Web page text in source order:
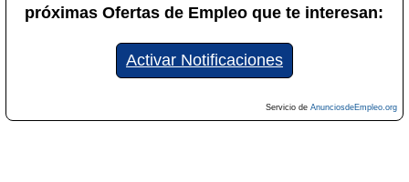
próximas Ofertas de Empleo que te interesan:
Activar Notificaciones
Servicio de AnunciosdeEmpleo.org